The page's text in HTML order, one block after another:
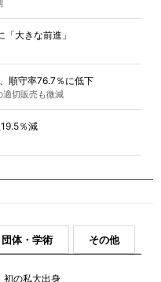
大きな前進」
順守率76.7％に低下
適切販売も微減
％減
団体・学術 その他
初の私大出身